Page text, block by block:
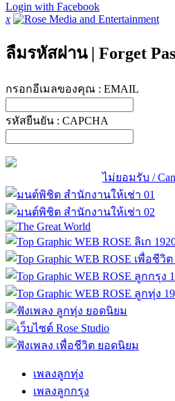
Login with Facebook
x
ลืมรหัสผ่าน | Forget
กรอกอีเมลของคุณ : EMAIL
รหัสยืนยัน : CAPCHA
ไม่ยอมรับ /
เพลงลูกทุ่ง
เพลงลูกกรุง